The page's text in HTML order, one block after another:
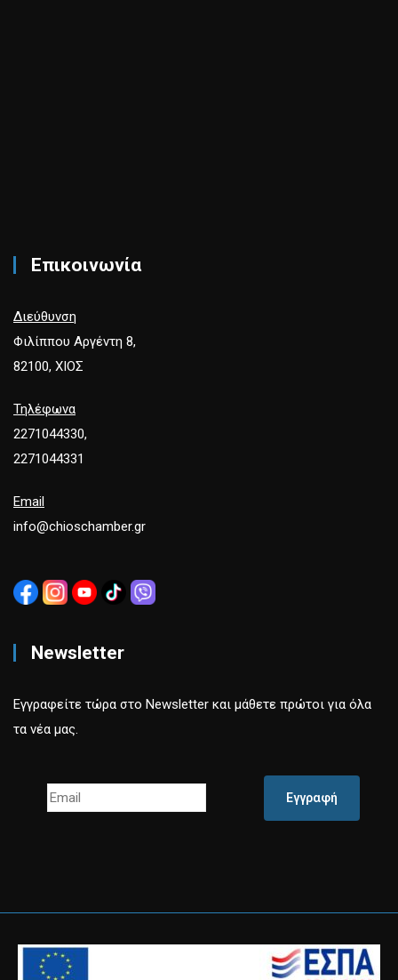
Επικοινωνία
Διεύθυνση
Φιλίππου Αργέντη 8,
82100, ΧΙΟΣ
Τηλέφωνα
2271044330,
2271044331
Email
info@chioschamber.gr
Newsletter
Εγγραφείτε τώρα στο Newsletter και μάθετε πρώτοι για όλα
τα νέα μας.
Εγγραφή